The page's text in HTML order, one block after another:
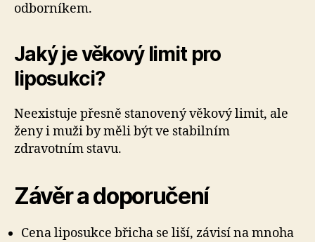
odborníkem.
Jaký je věkový limit pro
liposukci?
Neexistuje přesně stanovený věkový limit, ale
ženy i muži by měli být ve stabilním
zdravotním stavu.
Závěr a doporučení
Cena liposukce břicha se liší, závisí na mnoha